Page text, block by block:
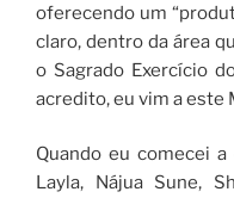
oferecendo um
claro, dentro da área
o Sagrado Exercício
acredito, eu vim a este
Quando eu comecei
Layla, Nájua Sune,